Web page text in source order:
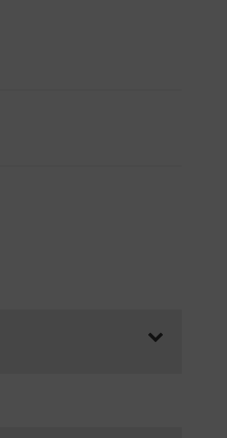
zu Kursbeginn